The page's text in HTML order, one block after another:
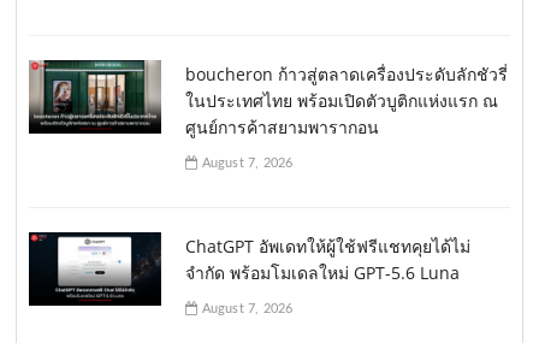
boucheron ก้าวสู่ตลาดเครื่องประดับลักชัวรี่
ในประเทศไทย พร้อมเปิดตัวบูติกแห่งแรก ณ
ศูนย์การค้าสยามพารากอน
August 7, 2026
ChatGPT อัพเดทให้ผู้ใช้ฟรีแชทคุยได้ไม่
จำกัด พร้อมโมเดลใหม่ GPT-5.6 Luna
August 7, 2026